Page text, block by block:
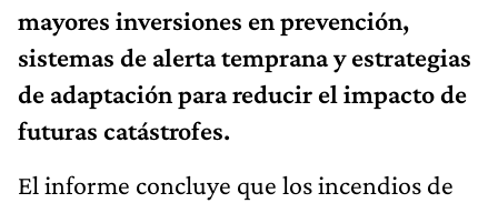
mayores inversiones en prevención,
sistemas de alerta temprana y estrategias
de adaptación para reducir el impacto de
futuras catástrofes.
El informe concluye que los incendios de